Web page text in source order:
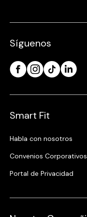
Síguenos
Smart Fit
Habla con nosotros
Convenios Corporativos
Portal de Privacidad